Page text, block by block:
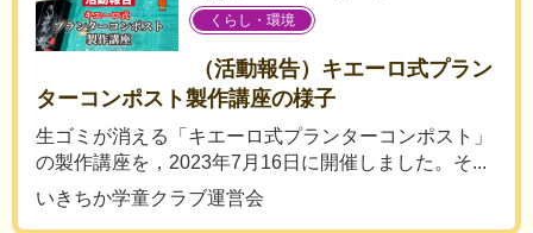
くらし・環境
（活動報告）キエーロ式プラン
ターコンポスト製作講座の様子
生ゴミが消える「キエーロ式プランターコンポスト」
の製作講座を，2023年7月16日に開催しました。そ...
いきちか学童クラブ運営会